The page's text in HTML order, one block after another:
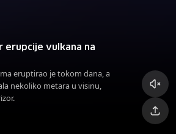
erupcije vulkana na
eruptirao je tokom dana, a
nekoliko metara u visinu,